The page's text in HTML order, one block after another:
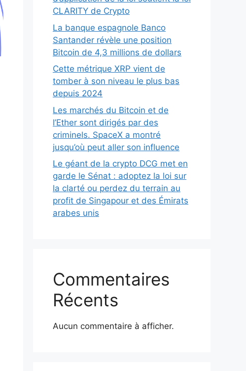
CLARITY de Crypto
La banque espagnole Banco
Santander révèle une position
Bitcoin de 4,3 millions de dollars
Cette métrique XRP vient de
tomber à son niveau le plus bas
depuis 2024
Les marchés du Bitcoin et de
l’Ether sont dirigés par des
criminels. SpaceX a montré
jusqu’où peut aller son influence
Le géant de la crypto DCG met en
garde le Sénat : adoptez la loi sur
la clarté ou perdez du terrain au
profit de Singapour et des Émirats
arabes unis
Commentaires
Récents
Aucun commentaire à afficher.